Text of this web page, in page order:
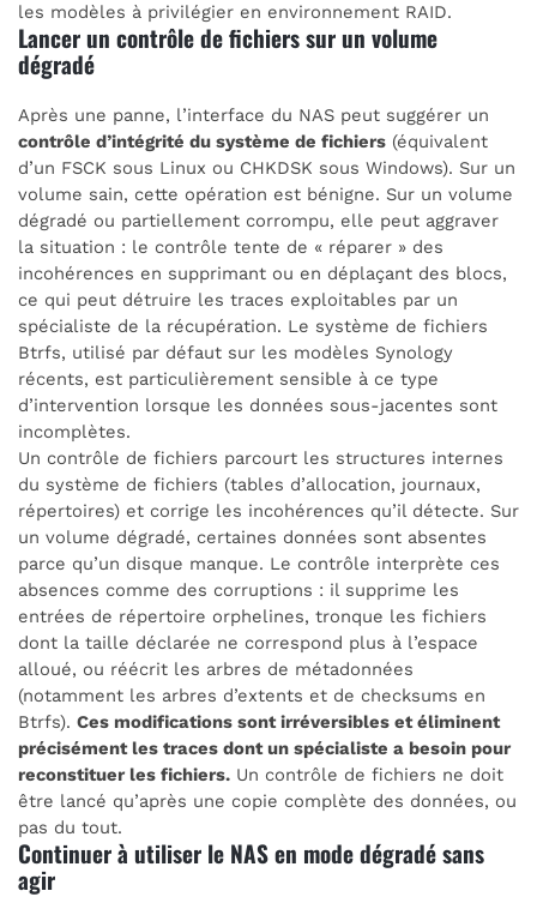
les modèles à privilégier en environnement RAID.
Lancer un contrôle de fichiers sur un volume
dégradé
Après une panne, l’interface du NAS peut suggérer un
contrôle d’intégrité du système de fichiers (équivalent
d’un FSCK sous Linux ou CHKDSK sous Windows). Sur un
volume sain, cette opération est bénigne. Sur un volume
dégradé ou partiellement corrompu, elle peut aggraver
la situation : le contrôle tente de « réparer » des
incohérences en supprimant ou en déplaçant des blocs,
ce qui peut détruire les traces exploitables par un
spécialiste de la récupération. Le système de fichiers
Btrfs, utilisé par défaut sur les modèles Synology
récents, est particulièrement sensible à ce type
d’intervention lorsque les données sous-jacentes sont
incomplètes.
Un contrôle de fichiers parcourt les structures internes
du système de fichiers (tables d’allocation, journaux,
répertoires) et corrige les incohérences qu’il détecte. Sur
un volume dégradé, certaines données sont absentes
parce qu’un disque manque. Le contrôle interprète ces
absences comme des corruptions : il supprime les
entrées de répertoire orphelines, tronque les fichiers
dont la taille déclarée ne correspond plus à l’espace
alloué, ou réécrit les arbres de métadonnées
(notamment les arbres d’extents et de checksums en
Btrfs). Ces modifications sont irréversibles et éliminent
précisément les traces dont un spécialiste a besoin pour
reconstituer les fichiers. Un contrôle de fichiers ne doit
être lancé qu’après une copie complète des données, ou
pas du tout.
Continuer à utiliser le NAS en mode dégradé sans
agir